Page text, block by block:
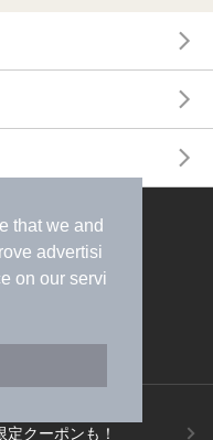
that we and
advertisi
on our servi
をフォローして
を受け取ろう
クーポンも！